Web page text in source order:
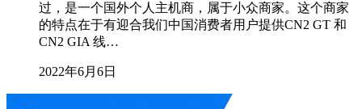
过，是一个国外个人主机商，属于小众商家。这个商家
的特点在于有迎合我们中国消费者用户提供CN2 GT 和
CN2 GIA 线…
2022年6月6日